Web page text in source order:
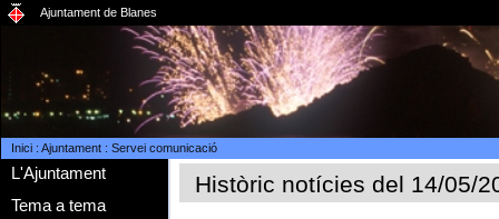
Ajuntament de Blanes
Inici: Ajuntament: Servei comunicació
L'Ajuntament
Tema a tema
Històric notícies del 14/05/